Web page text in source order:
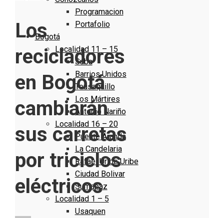
Programacion
Portafolio
Bogotá
Localidad 11 – 15
Suba
Barrios Unidos
Teusaquillo
Los Mártires
Antonio Nariño
Localidad 16 – 20
Puente Aranda
La Candelaria
Rafael Uribe Uribe
Ciudad Bolivar
Sumapaz
Localidad 1 – 5
Usaquen
Los
recicladores
en Bogotá
cambiarán
sus carretas
por triciclos
eléctricos